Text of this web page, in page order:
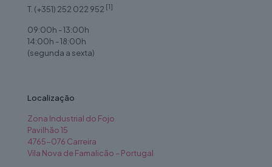
T. (+351) 252 022 952 [1]
09:00h - 13:00h
14:00h - 18:00h
(segunda a sexta)
Localização
Zona Industrial do Fojo
Pavilhão 15
4765-076 Carreira
Vila Nova de Famalicão – Portugal